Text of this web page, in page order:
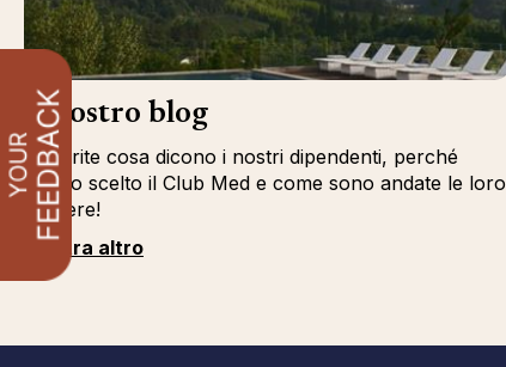
Il nostro blog
Scoprite cosa dicono i nostri dipendenti, perché
hanno scelto il Club Med e come sono andate le loro
carriere!
Mostra altro